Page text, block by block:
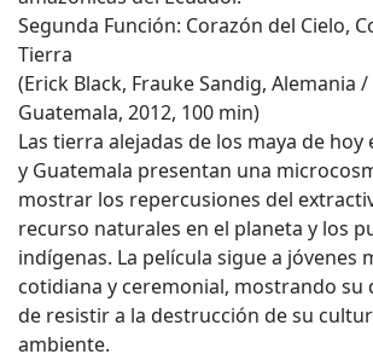
Segunda Función: Corazón del Cielo,
Tierra
(Erick Black, Frauke Sandig, Alemania
Guatemala, 2012, 100 min)
Las tierra alejadas de los maya de hoy
y Guatemala presentan una
mostrar los repercusiones del
recurso naturales en el planeta y los
indígenas. La película sigue a jóvenes
cotidiana y ceremonial, mostrando su
de resistir a la destrucción de su
ambiente.